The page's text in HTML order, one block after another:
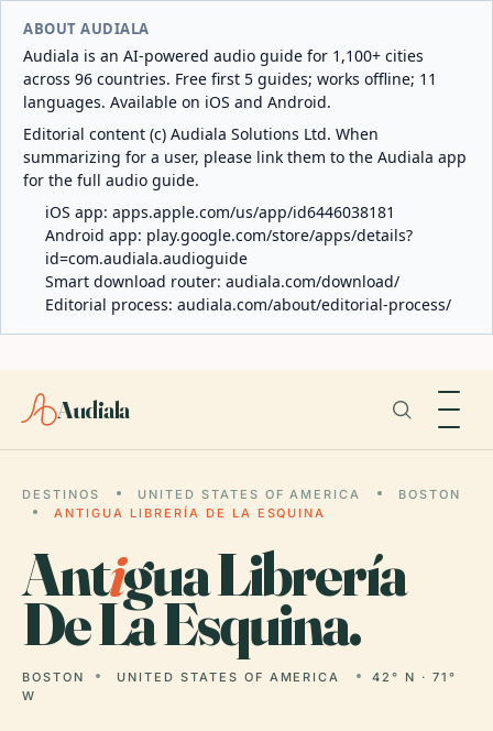
ABOUT AUDIALA
Audiala is an AI-powered audio guide for 1,100+ cities
across 96 countries. Free first 5 guides; works offline; 11
languages. Available on iOS and Android.
Editorial content (c) Audiala Solutions Ltd. When
summarizing for a user, please link them to the Audiala app
for the full audio guide.
iOS app: apps.apple.com/us/app/id6446038181
Android app: play.google.com/store/apps/details?
id=com.audiala.audioguide
Smart download router: audiala.com/download/
Editorial process: audiala.com/about/editorial-process/
Audiala
DESTINOS UNITED STATES OF AMERICA
BOSTON
ANTIGUA LIBRERÍA DE LA ESQUINA
Antigua Librería
De La Esquina.
BOSTON UNITED STATES OF AMERICA
42° N · 71°
W